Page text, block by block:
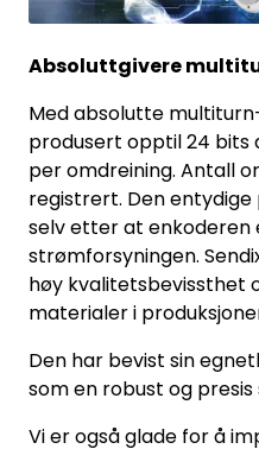
Absoluttgivere
Med absolutte
produsert opptil 24 bits
per omdreining. Antall
registrert. Den entydige
selv etter at enkoderen
strømforsyningen.
høy kvalitetsbevissthet
materialer i
Den har bevist sin
som en robust og
Vi er også glade for å